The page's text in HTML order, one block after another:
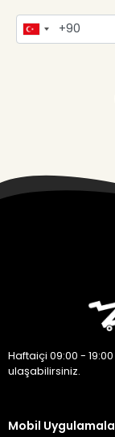
Haftaiçi 09:00 -
ulaşabilirsiniz.
Mobil